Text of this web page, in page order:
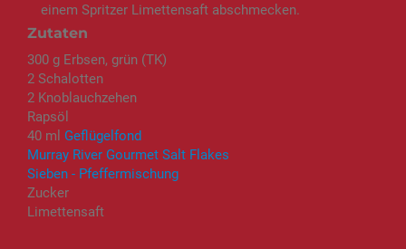
Zutaten
300 g Erbsen, grün (TK)
2 Schalotten
2 Knoblauchzehen
Rapsöl
40 ml Geflügelfond
Murray River Gourmet Salt Flakes
Sieben - Pfeffermischung
Zucker
Limettensaft
einem Spritzer Limettensaft abschmecken.